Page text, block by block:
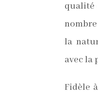
qualité
la
avec la
Fidèle